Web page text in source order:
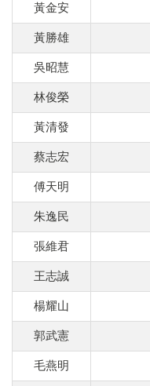
黃金安
黃勝雄
吳昭慧
林俊榮
黃清發
蔡志宏
傅天明
朱逸民
張維君
王志誠
楊耀山
郭武憲
毛燕明